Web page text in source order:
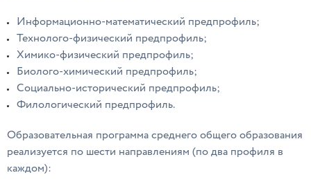
Информационно-математический предпрофиль;
Технолого-физический предпрофиль;
Химико-физический предпрофиль;
Биолого-химический предпрофиль;
Социально-исторический предпрофиль;
Филологический предпрофиль.
Образовательная программа среднего общего образования
реализуется по шести направлениям (по два профиля в
каждом):